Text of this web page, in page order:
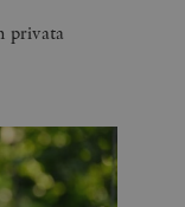
privata